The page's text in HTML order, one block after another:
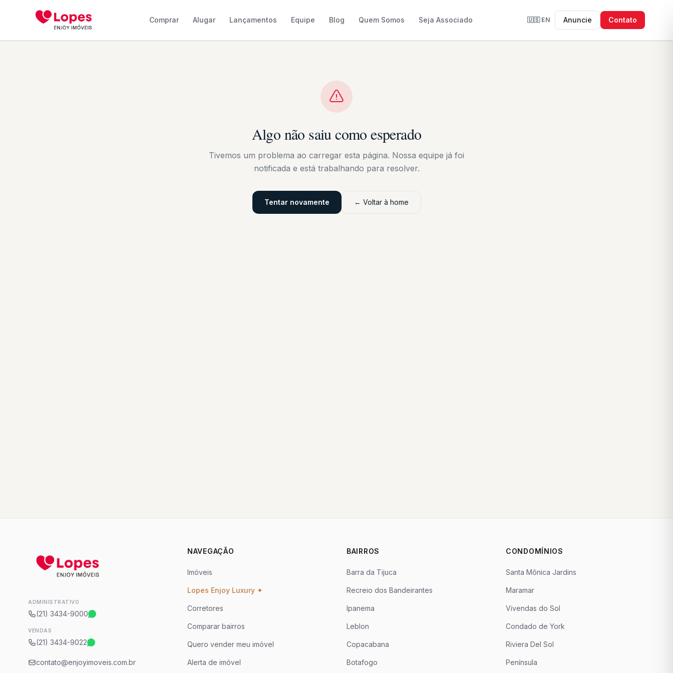
Comprar Alugar Lançamentos Equipe Blog Quem Somos Seja Associado 🇺🇸 EN Anuncie Contato
Algo não saiu como esperado
Tivemos um problema ao carregar esta página. Nossa equipe já foi
notificada e está trabalhando para resolver.
Tentar novamente ← Voltar à home
ADMINISTRATIVO
(21) 3434-9000
VENDAS
(21) 3434-9022
contato@enjoyimoveis.com.br
NAVEGAÇÃO
Imóveis
Lopes Enjoy Luxury ✦
Corretores
Comparar bairros
Quero vender meu imóvel
Alerta de imóvel
BAIRROS
Barra da Tijuca
Recreio dos Bandeirantes
Ipanema
Leblon
Copacabana
Botafogo
CONDOMÍNIOS
Santa Mônica Jardins
Maramar
Vivendas do Sol
Condado de York
Riviera Del Sol
Península